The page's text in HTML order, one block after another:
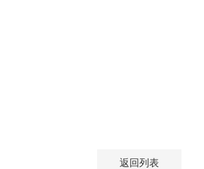
返回列表